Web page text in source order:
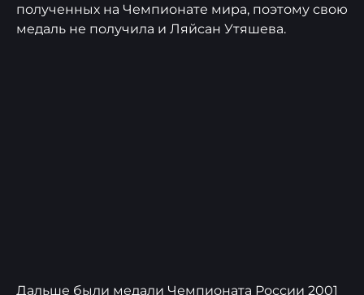
полученных на Чемпионате мира, поэтому свою
медаль не получила и Ляйсан Утяшева.
Дальше были медали Чемпионата России 2001